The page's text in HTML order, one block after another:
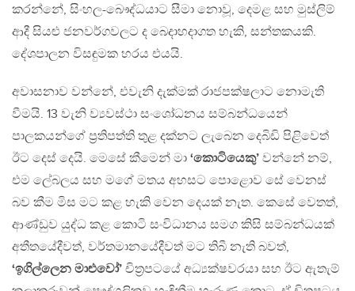
කරන්නේ, සිංහල-බෞද්ධයාට සීමා නොවූ, දෙමළ සහ මුස්ලිම්
ආදී සියළු ජනවර්ගවලට ද බෙදාහදාගත හැකි, සන්තකයකි.
දේශපාලන විසඳුමක හරය එයයි.
අවාසනාව වන්නේ, එවැනි දැක්මක් රාජපක්ෂලාට නොමැති
වීමයි. 13 වැනි ව්‍යවස්ථා සංශෝධනය සම්බන්ධයෙන්
පාලකයන්ගේ ප‍්‍රතිපත්ති තුළ දක්නට ලැබෙන දෙබිඩි පිළිවෙත්
ඊට දෙස් දෙයි. මෙසේ කීමෙන් මා ‘කොටියෙකු’ වන්නේ නම්,
එම ලේබලය සහ මගේ මතය අහසට පොළොව සේ වෙනස්
බව කීම මිස මට කළ හැකි වෙන දෙයක් නැත. කෙසේ වෙතත්,
ආණ්ඩුව යුද්ධ කළ කොටි සංවිධානය සමග කිසි සම්බන්ධයක්
අතීතයේදීවත්, වර්තමානයේදීවත් මට තිබී නැති බවත්,
‘ඉගිල්ලෙන මාළුවෝ’ චිත‍්‍රපටයේ අධ්‍යක්ෂවරයා සහ ඊට ඇතැම්